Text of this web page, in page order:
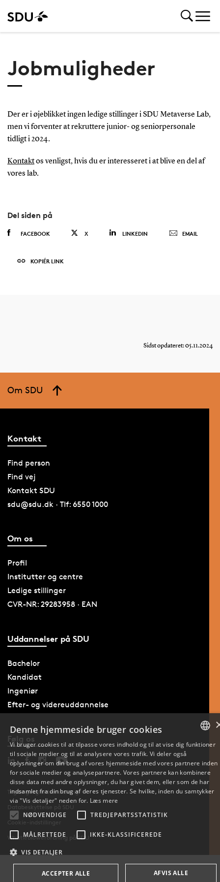
Jobmuligheder
Der er i øjeblikket ingen ledige stillinger i SDU Metaverse Lab,
men vi forventer at rekruttere junior- og seniorpersonale
tidligt i 2024.
Kontaktos venligst, hvis du er interesseret i at blive en del af
vores lab.
Del siden på
FACEBOOK X LINKEDIN EMAIL
KOPIÉR LINK
Sidst opdateret: 05.11.2024
Om SDU
Kontakt
Find person
Find vej
Kontakt SDU
sdu@sdu.dk · Tlf: 6550 1000
Om os
Profil
Institutter og centre
Ledige stillinger
CVR-NR: 29283958 · EAN
Uddannelser på SDU
Bachelor
Kandidat
Ingeniør
Efter- og videreuddannelse
Følg os
Tilgængelighedserklæring
Databeskyttelse på SDU
Cookie-indstillinger
Whistleblowerordning på SDU
ENGLISH
Denne hjemmeside bruger cookies
Vi bruger cookies til at tilpasse vores indhold og til at vise dig funktioner
til sociale medier og til at analysere vores trafik. Vi deler også
oplysninger om din brug af vores hjemmeside med vores partnere inden
for sociale medier og analysepartnere. Vores partnere kan kombinere
disse data med andre oplysninger, du har givet dem, eller som de har
indsamlet fra din brug af deres tjenester. Se hvilke, inden du samtykker
via "Vis detaljer" neden for. Læs mere
NØDVENDIGE
TREDJEPARTSSTATISTIK
MÅLRETTEDE IKKE-KLASSIFICEREDE
VIS DETALJER
ACCEPTER ALLE AFVIS ALLE